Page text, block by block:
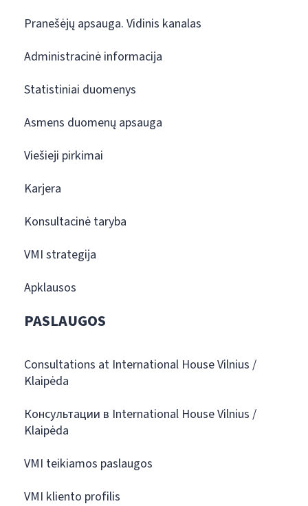
Pranešėjų apsauga. Vidinis kanalas
Administracinė informacija
Statistiniai duomenys
Asmens duomenų apsauga
Viešieji pirkimai
Karjera
Konsultacinė taryba
VMI strategija
Apklausos
PASLAUGOS
Consultations at International House Vilnius /
Klaipėda
Консультации в International House Vilnius /
Klaipėda
VMI teikiamos paslaugos
VMI kliento profilis